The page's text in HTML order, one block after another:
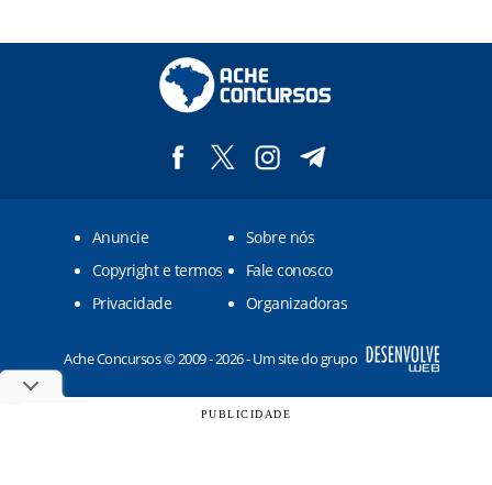
Anuncie
Sobre nós
Copyright e termos
Fale conosco
Privacidade
Organizadoras
Ache Concursos © 2009 - 2026 - Um site do grupo
PUBLICIDADE